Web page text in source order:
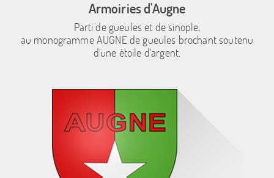
Armoiries d'Augne
Parti de gueules et de sinople,
au monogramme AUGNE de gueules brochant soutenu
d'une étoile d'argent.